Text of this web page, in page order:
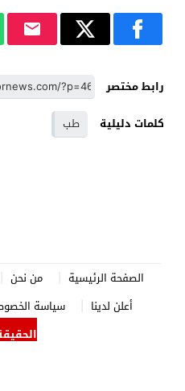
رابط مختصر
كلمات دليلية
طب
الصفحة الرئيسية من نحن
أعلن لدينا
سياسة